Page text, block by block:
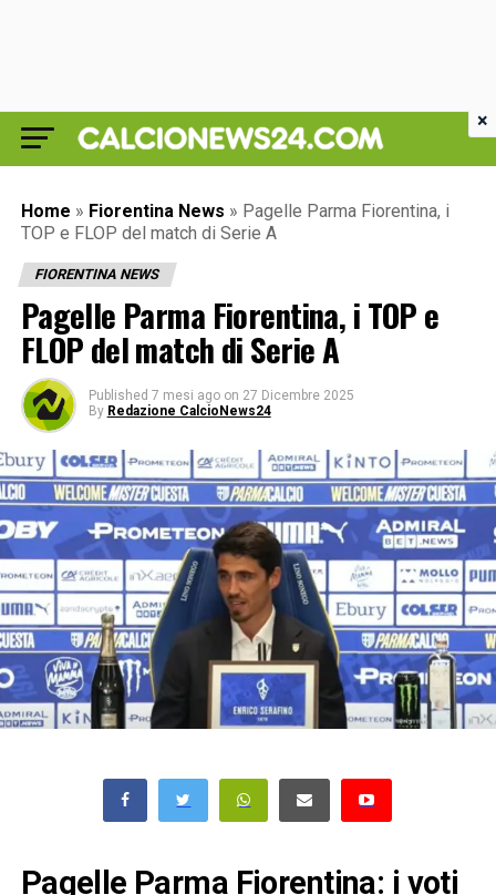
Home » Fiorentina News » Pagelle Parma Fiorentina, i
TOP e FLOP del match di Serie A
FIORENTINA NEWS
Pagelle Parma Fiorentina, i TOP e
FLOP del match di Serie A
Published 7 mesi ago on 27 Dicembre 2025
By Redazione CalcioNews24
Pagelle Parma Fiorentina: i voti
×